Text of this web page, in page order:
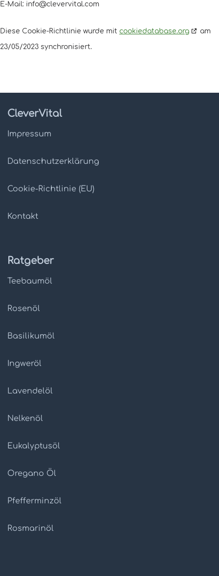
E-Mail: moc.lativrevelc@ofni
Diese Cookie-Richtlinie wurde mit cookiedatabase.org am
23/05/2023 synchronisiert.
CleverVital
Impressum
Datenschutz­erklärung
Cookie-Richtlinie (EU)
Kontakt
Ratgeber
Teebaumöl
Rosenöl
Basilikumöl
Ingweröl
Lavendelöl
Nelkenöl
Eukalyptusöl
Oregano Öl
Pfefferminzöl
Rosmarinöl